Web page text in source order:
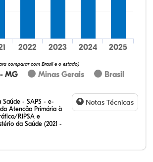
MG Minas Gerais Brasil
comparar com Brasil e o estado)
2022 2023 2024 2025
Saúde - SAPS - e-
Atenção Primária à
RIPSA e
da Saúde (2021 -
Notas Técnicas